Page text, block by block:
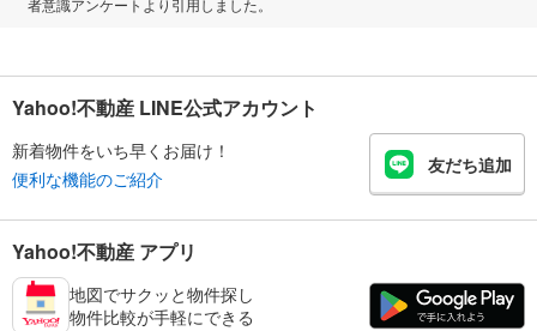
者意識アンケートより引用しました。
Yahoo!不動産 LINE公式アカウント
新着物件をいち早くお届け！
便利な機能のご紹介
友だち追加
Yahoo!不動産 アプリ
地図でサクッと物件探し
物件比較が手軽にできる